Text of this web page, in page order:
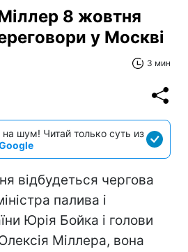
8 жовтня
у Москві
3 мин
шум! Читай только суть из
відбудеться чергова
палива і
Юрія Бойка і голови
Міллера, вона